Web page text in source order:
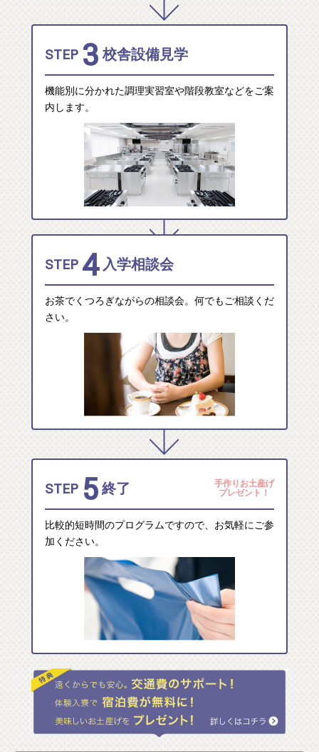
STEP 3 校舎設備見学
機能別に分かれた調理実習室や階段教室などをご案
内します。
STEP 4 入学相談会
お茶でくつろぎながらの相談会。何でもご相談くだ
さい。
STEP 5 終了
手作りお土産げ
プレゼント！
比較的短時間のプログラムですので、お気軽にご参
加ください。